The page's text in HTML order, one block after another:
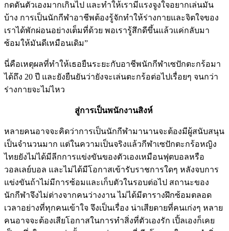
กดดันตัวเองมากเกินไป และทำให้เรามีแรงจูงใจอยากเล่นมัน
บ้าง การเป็นนักกีฬาอาชีพต้องรู้จักทำให้ร่างกายและจิตใจของ
เราได้พักผ่อนอย่างเต็มที่ด้วย พอเรารู้สึกดีขึ้นแล้วแค่กลับมา
ซ้อมให้มันดีเหมือนเดิม”
นี่คือเหตุผลที่ทำให้เธอยืนระยะกับอาชีพนักกีฬาเซปักตะกร้อมา
ได้ถึง 20 ปี และยังยืนยันว่ายังจะเล่นตะกร้อต่อไปเรื่อยๆ จนกว่า
ร่างกายจะไม่ไหว
สู่การเป็นพนักงานสิงห์
หลายคนอาจจะคิดว่าการเป็นนักกีฬามานานจะต้องมีผู้สนับสนุน
เป็นจำนวนมาก แต่ในความเป็นจริงแล้วกีฬาเซปักตะกร้อหญิง
ไทยยังไม่ได้มีลีกการแข่งขันของตัวเองเหมือนฟุตบอลหรือ
วอลเลย์บอล และไม่ได้มีโอกาสเข้ารับราชการใดๆ หลังจบการ
แข่งขันถ้าไม่มีการซ้อมและเก็บตัวในรอบต่อไป สถานะของ
นักกีฬาจึงไม่ต่างจากคนว่างงาน ไม่ได้มีตารางฝึกซ้อมตลอด
เวลาอย่างที่ทุกคนเข้าใจ จึงเป็นเรื่อง น่าเสียดายที่คนเก่งๆ หลาย
คนอาจจะต้องเสียโอกาสในการทำสิ่งที่ตัวเองรัก เปิ้ลเองก็เคย